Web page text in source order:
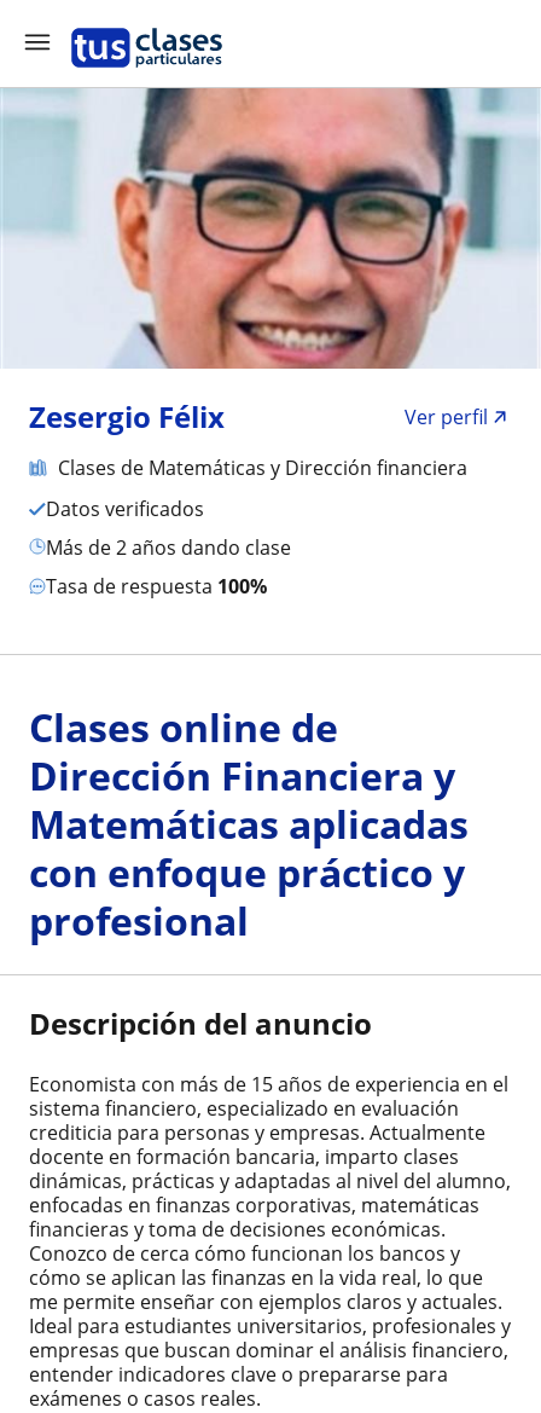
Zesergio Félix
Ver perfil
Clases de Matemáticas y Dirección financiera
Datos verificados
más de 2 años dando clase
Tasa de respuesta 100%
Clases online de
Dirección Financiera y
Matemáticas aplicadas
con enfoque práctico y
profesional
Descripción del anuncio
Economista con más de 15 años de experiencia en el
sistema financiero, especializado en evaluación
crediticia para personas y empresas. Actualmente
docente en formación bancaria, imparto clases
dinámicas, prácticas y adaptadas al nivel del alumno,
enfocadas en finanzas corporativas, matemáticas
financieras y toma de decisiones económicas.
Conozco de cerca cómo funcionan los bancos y
cómo se aplican las finanzas en la vida real, lo que
me permite enseñar con ejemplos claros y actuales.
Ideal para estudiantes universitarios, profesionales y
empresas que buscan dominar el análisis financiero,
entender indicadores clave o prepararse para
exámenes o casos reales.